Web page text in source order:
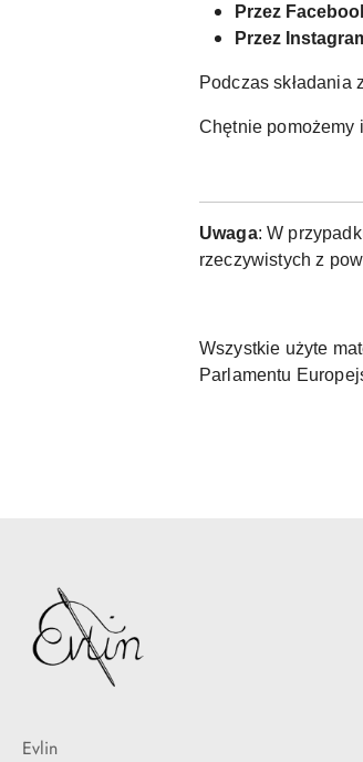
Przez
Przez
Podczas składania
Chętnie pomożemy
Uwaga: W
rzeczywistych z
Wszystkie użyte
Parlamentu
Evlin